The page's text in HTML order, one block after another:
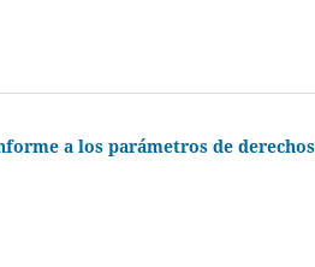
a los parámetros de